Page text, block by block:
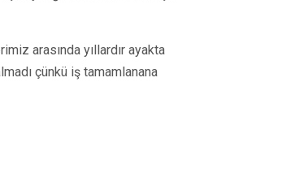
arasında yıllardır ayakta
çünkü iş tamamlanana